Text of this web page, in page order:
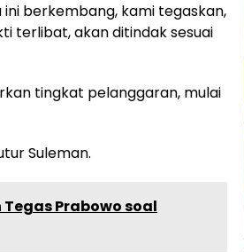
berkembang, kami tegaskan,
terlibat, akan ditindak sesuai
tingkat pelanggaran, mulai
Suleman.
Prabowo soal